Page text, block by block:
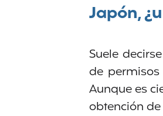
Japón,
Suele
de
Aunque es
obtención